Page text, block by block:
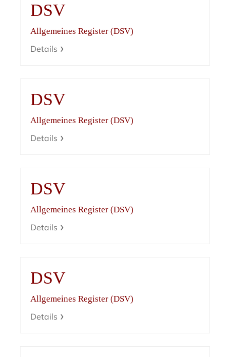
DSV
Allgemeines Register (DSV)
Details
DSV
Allgemeines Register (DSV)
Details
DSV
Allgemeines Register (DSV)
Details
DSV
Allgemeines Register (DSV)
Details